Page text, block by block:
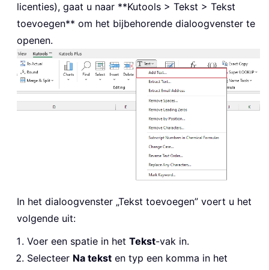
licenties), gaat u naar **Kutools > Tekst > Tekst
toevoegen** om het bijbehorende dialoogvenster te
openen.
In het dialoogvenster „Tekst toevoegen” voert u het
volgende uit:
Voer een spatie in het Tekst-vak in.
Selecteer Na tekst en typ een komma in het